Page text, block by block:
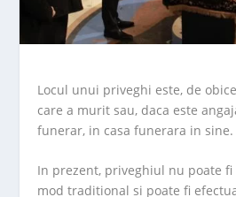
Locul unui priveghi este, de
care a murit sau, daca este
funerar, in casa funerara in sine.
In prezent, priveghiul nu poate
mod traditional si poate fi